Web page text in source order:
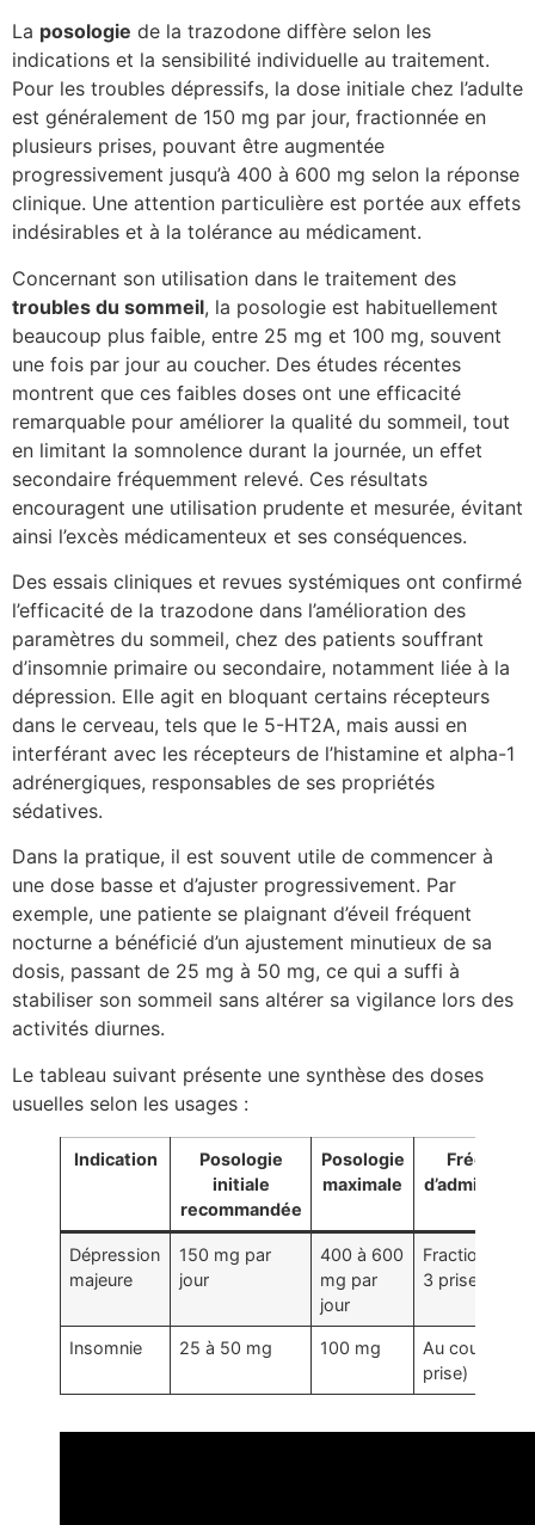
La posologie de la trazodone diffère selon les
indications et la sensibilité individuelle au traitement.
Pour les troubles dépressifs, la dose initiale chez l’adulte
est généralement de 150 mg par jour, fractionnée en
plusieurs prises, pouvant être augmentée
progressivement jusqu’à 400 à 600 mg selon la réponse
clinique. Une attention particulière est portée aux effets
indésirables et à la tolérance au médicament.
Concernant son utilisation dans le traitement des
troubles du sommeil, la posologie est habituellement
beaucoup plus faible, entre 25 mg et 100 mg, souvent
une fois par jour au coucher. Des études récentes
montrent que ces faibles doses ont une efficacité
remarquable pour améliorer la qualité du sommeil, tout
en limitant la somnolence durant la journée, un effet
secondaire fréquemment relevé. Ces résultats
encouragent une utilisation prudente et mesurée, évitant
ainsi l’excès médicamenteux et ses conséquences.
Des essais cliniques et revues systémiques ont confirmé
l’efficacité de la trazodone dans l’amélioration des
paramètres du sommeil, chez des patients souffrant
d’insomnie primaire ou secondaire, notamment liée à la
dépression. Elle agit en bloquant certains récepteurs
dans le cerveau, tels que le 5-HT2A, mais aussi en
interférant avec les récepteurs de l’histamine et alpha-1
adrénergiques, responsables de ses propriétés
sédatives.
Dans la pratique, il est souvent utile de commencer à
une dose basse et d’ajuster progressivement. Par
exemple, une patiente se plaignant d’éveil fréquent
nocturne a bénéficié d’un ajustement minutieux de sa
dosis, passant de 25 mg à 50 mg, ce qui a suffi à
stabiliser son sommeil sans altérer sa vigilance lors des
activités diurnes.
Le tableau suivant présente une synthèse des doses
usuelles selon les usages :
Indication
Posologie
initiale
recommandée
Posologie
maximale
Dépression
majeure
150 mg par
jour
400 à 600
mg par
jour
Fractionnée
3 prises)
Insomnie 25 à 50 mg 100 mg
Au coucher (1
prise)